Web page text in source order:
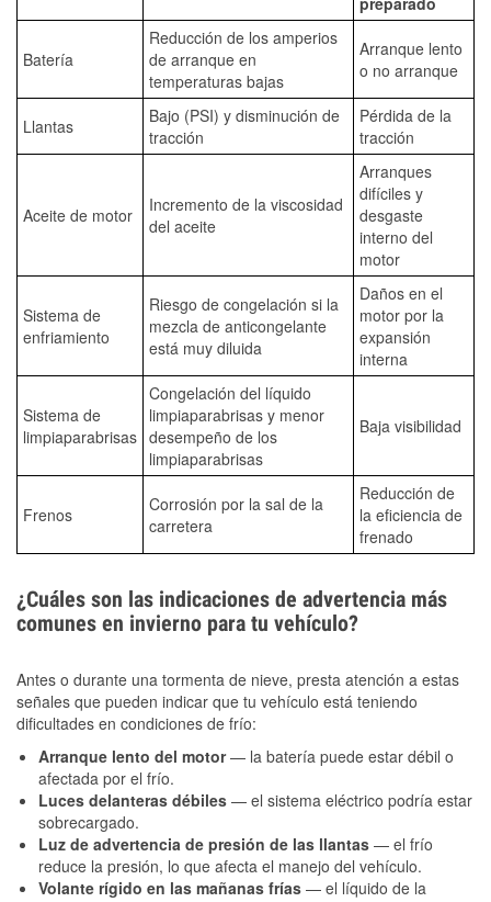
Batería
Reducción de los amperios
de arranque en
temperaturas bajas
Arranque lento
o no arranque
Llantas
Bajo (PSI) y disminución de
tracción
Pérdida de la
tracción
Aceite de motor
Incremento de la viscosidad
del aceite
Arranques
difíciles y
desgaste
interno del
motor
Sistema de
enfriamiento
Riesgo de congelación si la
mezcla de anticongelante
está muy diluida
Daños en el
motor por la
expansión
interna
Sistema de
limpiaparabrisas
Congelación del líquido
limpiaparabrisas y menor
desempeño de los
limpiaparabrisas
Baja visibilidad
Frenos
Corrosión por la sal de la
carretera
Reducción de
la eficiencia de
frenado
¿Cuáles son las indicaciones de advertencia más
comunes en invierno para tu vehículo?
Antes o durante una tormenta de nieve, presta atención a estas
señales que pueden indicar que tu vehículo está teniendo
dificultades en condiciones de frío:
Arranque lento del motor— la batería puede estar débil o
afectada por el frío.
Luces delanteras débiles — el sistema eléctrico podría estar
sobrecargado.
Luz de advertencia de presión de las llantas — el frío
reduce la presión, lo que afecta el manejo del vehículo.
Volante rígido en las mañanas frías — el líquido de la